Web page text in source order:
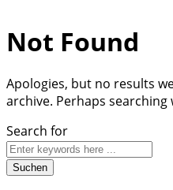
Not Found
Apologies, but no results
archive. Perhaps
Search for